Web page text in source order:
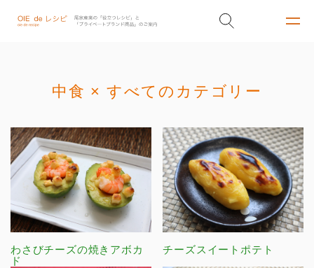
中食 × すべてのカテゴリー
わさびチーズの焼きアボカ
ド
チーズスイートポテト